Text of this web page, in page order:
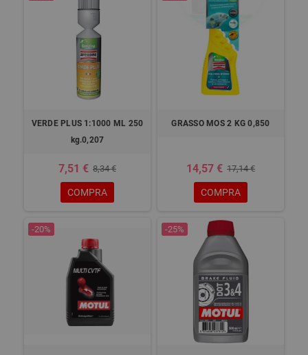
VERDE PLUS 1:1000 ML 250
kg.0,207
7,51 € 8,34 €
COMPRA
GRASSO MOS 2 KG 0,850
14,57 € 17,14 €
COMPRA
-20% -25%